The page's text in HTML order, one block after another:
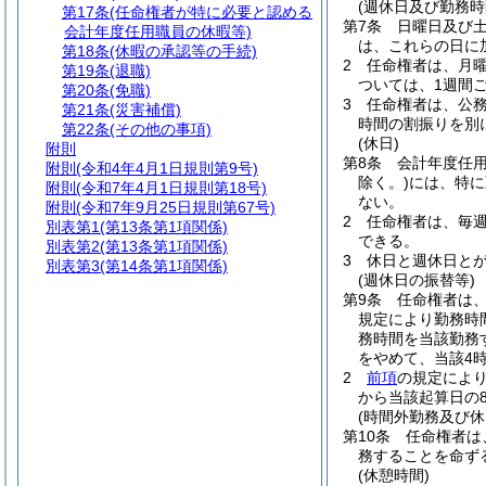
(週休日及び勤務
第7条
日曜日及び
は、これらの日に
2
任命権者は、月
ついては、1週間
3
任命権者は、公
時間の割振りを別
(休日)
第8条
会計年度任
除く。)には、特
ない。
2
任命権者は、毎
できる。
3
休日と週休日と
(週休日の振替等)
第9条
任命権者は
規定により勤務時
務時間を当該勤務
をやめて、当該4
2
前項の規定によ
から当該起算日の
(時間外勤務及び
第10条
任命権者は
務することを命ず
(休憩時間)
第17条(任命権者が特に必要と認める
会計年度任用職員の休暇等)
第18条(休暇の承認等の手続)
第19条(退職)
第20条(免職)
第21条(災害補償)
第22条(その他の事項)
附則
附則 (令和4年4月1日規則第9号)
附則 (令和7年4月1日規則第18号)
附則 (令和7年9月25日規則第67号)
別表第1(第13条第1項関係)
別表第2(第13条第1項関係)
別表第3(第14条第1項関係)